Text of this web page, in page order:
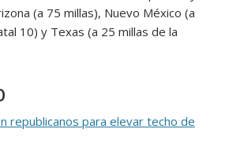
(a 75 millas), Nuevo México (a
10) y Texas (a 25 millas de la
republicanos para elevar techo de